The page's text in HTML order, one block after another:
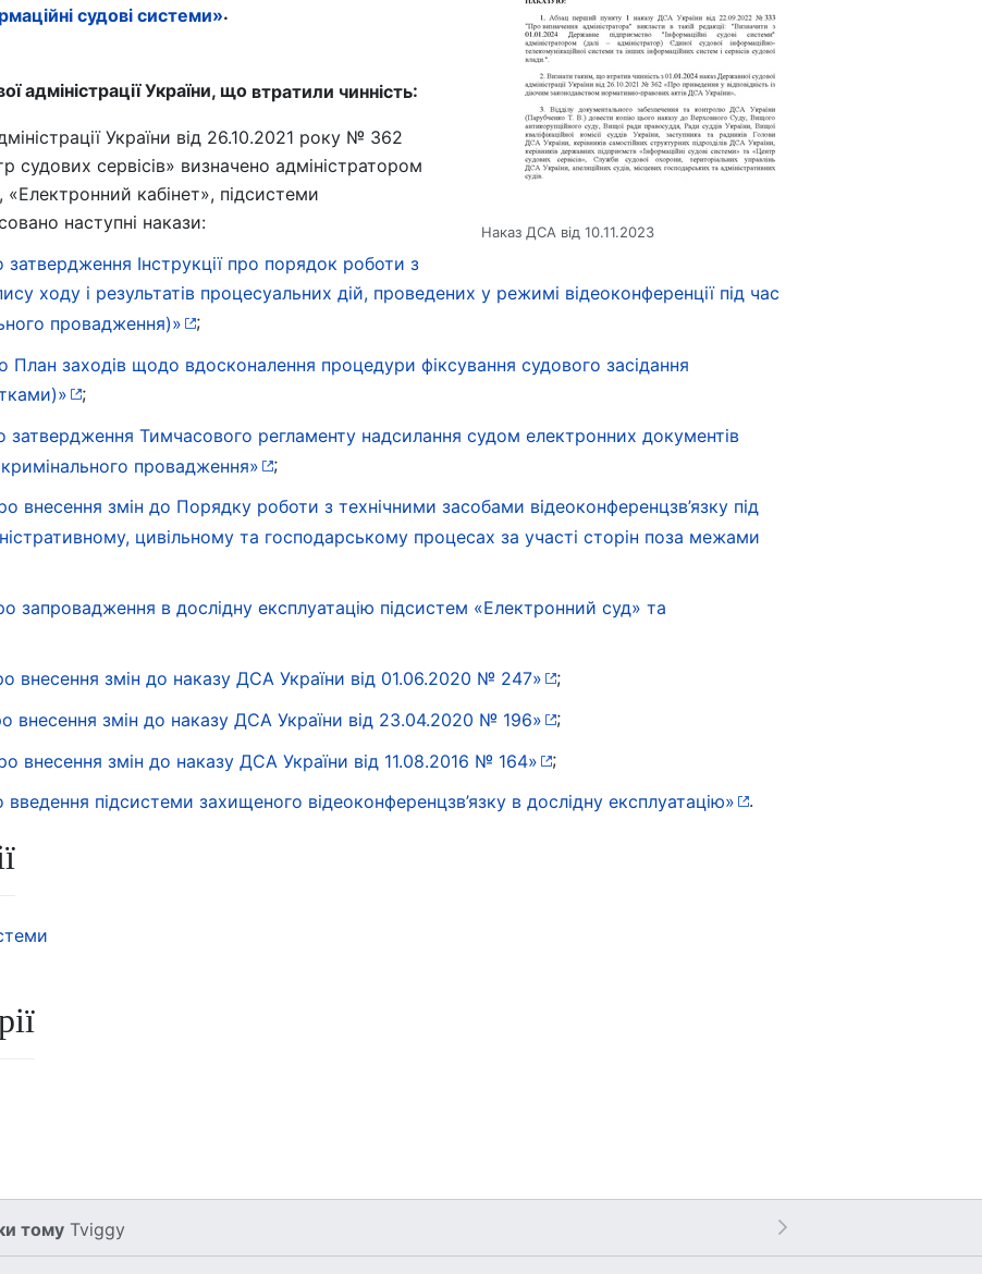
Наказ ДСА від 10.11.2023
судові системи».
адміністрації України, що втратили чинність:
України від 26.10.2021 року № 362
судових сервісів» визначено адміністратором
кабінет», підсистеми
наступні накази:
Інструкції про порядок роботи з
ходу і результатів процесуальних дій, проведених у режимі відеоконференції під час
провадження)»
;
заходів щодо вдосконалення процедури фіксування судового засідання
;
затвердження Тимчасового регламенту надсилання судом електронних документів
провадження»
;
внесення змін до Порядку роботи з технічними засобами відеоконференцзв’язку під
цивільному та господарському процесах за участі сторін поза межами
запровадження в дослідну експлуатацію підсистем «Електронний суд» та
внесення змін до наказу ДСА України від 01.06.2020 № 247»
;
внесення змін до наказу ДСА України від 23.04.2020 № 196»
;
внесення змін до наказу ДСА України від 11.08.2016 № 164»
;
підсистеми захищеного відеоконференцзв’язку в дослідну експлуатацію»
.
тому Tviggy